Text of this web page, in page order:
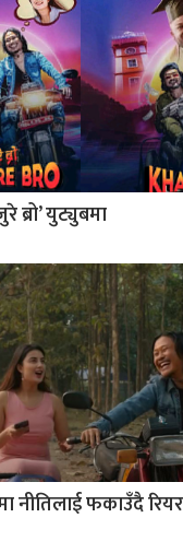
ब्रो’ युट्युबमा
नीतिलाई फकाउँदै रियर